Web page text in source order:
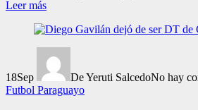
Leer más
18Sep De Yeruti SalcedoNo hay
Futbol Paraguayo